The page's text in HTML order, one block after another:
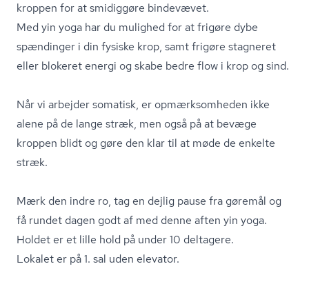
kroppen for at smidiggøre bindevævet.
Med yin yoga har du mulighed for at frigøre dybe
spændinger i din fysiske krop, samt frigøre stagneret
eller blokeret energi og skabe bedre flow i krop og sind.
Når vi arbejder somatisk, er opmærksomheden ikke
alene på de lange stræk, men også på at bevæge
kroppen blidt og gøre den klar til at møde de enkelte
stræk.
Mærk den indre ro, tag en dejlig pause fra gøremål og
få rundet dagen godt af med denne aften yin yoga.
Holdet er et lille hold på under 10 deltagere.
Lokalet er på 1. sal uden elevator.